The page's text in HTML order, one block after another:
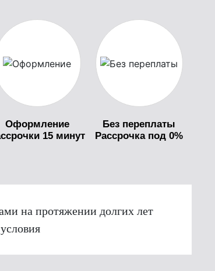
Оформление
15 минут
Без переплаты
Рассрочка под 0%
на протяжении долгих лет